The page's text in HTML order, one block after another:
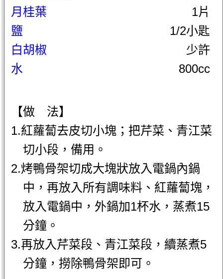
月桂葉
1片
鹽
1/2小匙
白胡椒
少許
水
800cc
【做 法】
1.紅蘿蔔去皮切小塊；把芹菜、青江菜
切小段，備用。
2.烤鴨骨架切成大塊狀放入電鍋內鍋
中，再放入所有調味料、紅蘿蔔塊，
放入電鍋中，外鍋加1杯水，蒸煮15
分鐘。
3.再放入芹菜段、青江菜段，續蒸煮5
分鐘，撈除鴨骨架即可。